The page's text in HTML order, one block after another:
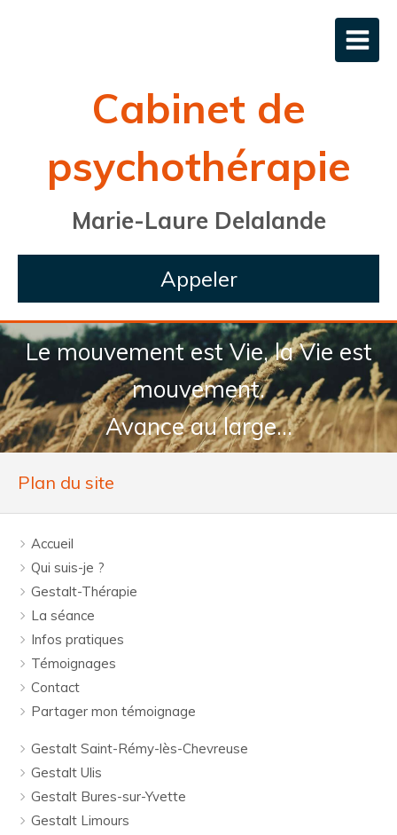
Cabinet de
psychothérapie
Marie-Laure Delalande
Appeler
Le mouvement est Vie, la Vie est
mouvement.
Avance au large...
Plan du site
Accueil
Qui suis-je ?
Gestalt-Thérapie
La séance
Infos pratiques
Témoignages
Contact
Partager mon témoignage
Gestalt Saint-Rémy-lès-Chevreuse
Gestalt Ulis
Gestalt Bures-sur-Yvette
Gestalt Limours